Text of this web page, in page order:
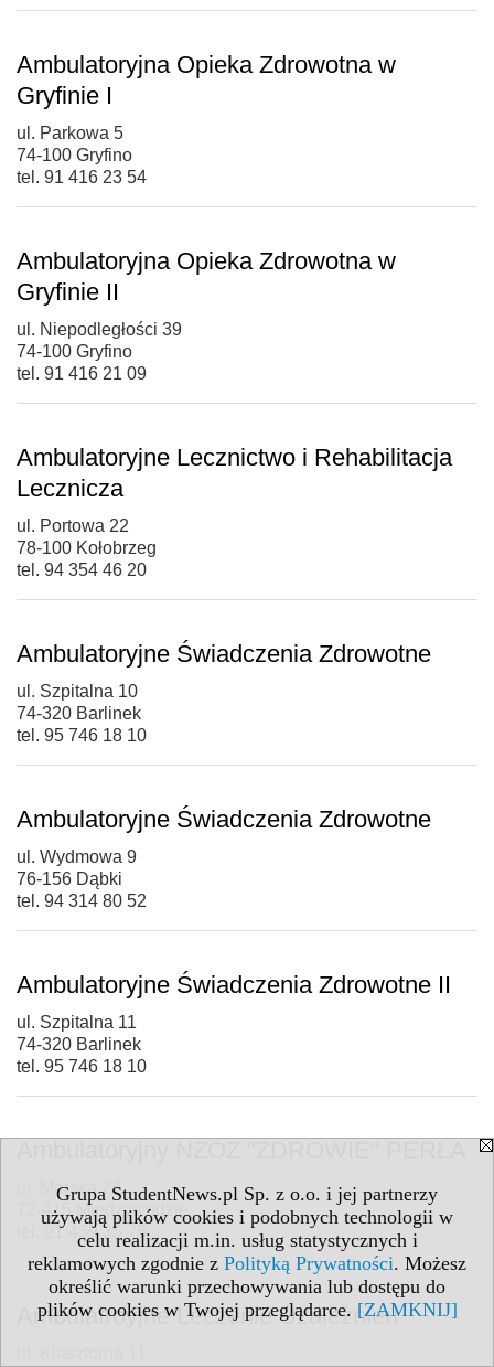
Grupa StudentNews.pl Sp. z o.o. i jej partnerzy
używają plików cookies i podobnych technologii w
celu realizacji m.in. usług statystycznych i
reklamowych zgodnie z Polityką Prywatności. Możesz
określić warunki przechowywania lub dostępu do
plików cookies w Twojej przeglądarce. [ZAMKNIJ]
Ambulatoryjna Opieka Zdrowotna w
Gryfinie I
ul. Parkowa 5
74-100 Gryfino
tel. 91 416 23 54
Ambulatoryjna Opieka Zdrowotna w
Gryfinie II
ul. Niepodległości 39
74-100 Gryfino
tel. 91 416 21 09
Ambulatoryjne Lecznictwo i Rehabilitacja
Lecznicza
ul. Portowa 22
78-100 Kołobrzeg
tel. 94 354 46 20
Ambulatoryjne Świadczenia Zdrowotne
ul. Szpitalna 10
74-320 Barlinek
tel. 95 746 18 10
Ambulatoryjne Świadczenia Zdrowotne
ul. Wydmowa 9
76-156 Dąbki
tel. 94 314 80 52
Ambulatoryjne Świadczenia Zdrowotne II
ul. Szpitalna 11
74-320 Barlinek
tel. 95 746 18 10
ul. Morska 2A
72-415 Międzywodzie
tel. 91 439 35 75
Ambulatroyjne Leczenie Uzależnień